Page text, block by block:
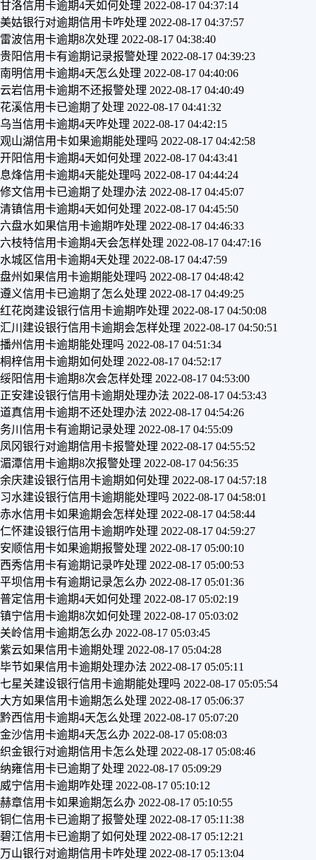
甘洛信用卡逾期4天如何处理 2022-08-17 04:37:14
美姑银行对逾期信用卡咋处理 2022-08-17 04:37:57
雷波信用卡逾期8次处理 2022-08-17 04:38:40
贵阳信用卡有逾期记录报警处理 2022-08-17 04:39:23
南明信用卡逾期4天怎么处理 2022-08-17 04:40:06
云岩信用卡逾期不还报警处理 2022-08-17 04:40:49
花溪信用卡已逾期了处理 2022-08-17 04:41:32
乌当信用卡逾期4天咋处理 2022-08-17 04:42:15
观山湖信用卡如果逾期能处理吗 2022-08-17 04:42:58
开阳信用卡逾期4天如何处理 2022-08-17 04:43:41
息烽信用卡逾期4天能处理吗 2022-08-17 04:44:24
修文信用卡已逾期了处理办法 2022-08-17 04:45:07
清镇信用卡逾期4天如何处理 2022-08-17 04:45:50
六盘水如果信用卡逾期咋处理 2022-08-17 04:46:33
六枝特信用卡逾期4天会怎样处理 2022-08-17 04:47:16
水城区信用卡逾期4天处理 2022-08-17 04:47:59
盘州如果信用卡逾期能处理吗 2022-08-17 04:48:42
遵义信用卡已逾期了怎么处理 2022-08-17 04:49:25
红花岗建设银行信用卡逾期咋处理 2022-08-17 04:50:08
汇川建设银行信用卡逾期会怎样处理 2022-08-17 04:50:51
播州信用卡逾期能处理吗 2022-08-17 04:51:34
桐梓信用卡逾期如何处理 2022-08-17 04:52:17
绥阳信用卡逾期8次会怎样处理 2022-08-17 04:53:00
正安建设银行信用卡逾期处理办法 2022-08-17 04:53:43
道真信用卡逾期不还处理办法 2022-08-17 04:54:26
务川信用卡有逾期记录处理 2022-08-17 04:55:09
凤冈银行对逾期信用卡报警处理 2022-08-17 04:55:52
湄潭信用卡逾期8次报警处理 2022-08-17 04:56:35
余庆建设银行信用卡逾期如何处理 2022-08-17 04:57:18
习水建设银行信用卡逾期能处理吗 2022-08-17 04:58:01
赤水信用卡如果逾期会怎样处理 2022-08-17 04:58:44
仁怀建设银行信用卡逾期咋处理 2022-08-17 04:59:27
安顺信用卡如果逾期报警处理 2022-08-17 05:00:10
西秀信用卡有逾期记录咋处理 2022-08-17 05:00:53
平坝信用卡有逾期记录怎么办 2022-08-17 05:01:36
普定信用卡逾期4天如何处理 2022-08-17 05:02:19
镇宁信用卡逾期8次如何处理 2022-08-17 05:03:02
关岭信用卡逾期怎么办 2022-08-17 05:03:45
紫云如果信用卡逾期处理 2022-08-17 05:04:28
毕节如果信用卡逾期处理办法 2022-08-17 05:05:11
七星关建设银行信用卡逾期能处理吗 2022-08-17 05:05:54
大方如果信用卡逾期怎么处理 2022-08-17 05:06:37
黔西信用卡逾期4天怎么处理 2022-08-17 05:07:20
金沙信用卡逾期4天怎么办 2022-08-17 05:08:03
织金银行对逾期信用卡怎么处理 2022-08-17 05:08:46
纳雍信用卡已逾期了处理 2022-08-17 05:09:29
威宁信用卡逾期咋处理 2022-08-17 05:10:12
赫章信用卡如果逾期怎么办 2022-08-17 05:10:55
铜仁信用卡已逾期了报警处理 2022-08-17 05:11:38
碧江信用卡已逾期了如何处理 2022-08-17 05:12:21
万山银行对逾期信用卡咋处理 2022-08-17 05:13:04